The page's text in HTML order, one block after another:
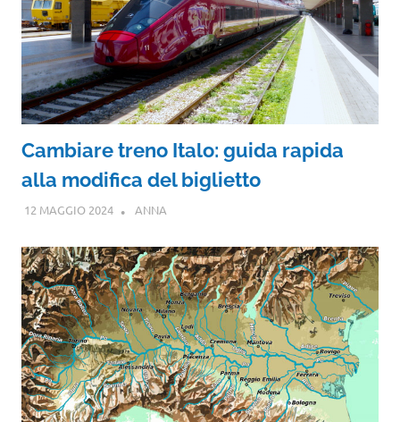
Cambiare treno Italo: guida rapida
alla modifica del biglietto
12 MAGGIO 2024 ANNA